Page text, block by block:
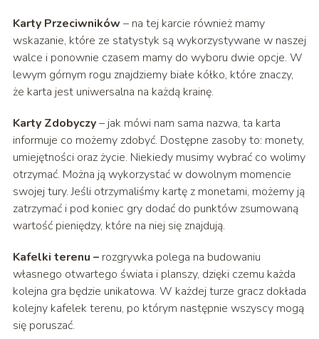
Karty Przeciwników – na tej karcie również mamy
wskazanie, które ze statystyk są wykorzystywane w naszej
walce i ponownie czasem mamy do wyboru dwie opcje. W
lewym górnym rogu znajdziemy białe kółko, które znaczy,
że karta jest uniwersalna na każdą krainę.
Karty Zdobyczy– jak mówi nam sama nazwa, ta karta
informuje co możemy zdobyć. Dostępne zasoby to: monety,
umiejętności oraz życie. Niekiedy musimy wybrać co wolimy
otrzymać. Można ją wykorzystać w dowolnym momencie
swojej tury. Jeśli otrzymaliśmy kartę z monetami, możemy ją
zatrzymać i pod koniec gry dodać do punktów zsumowaną
wartość pieniędzy, które na niej się znajdują.
Kafelki terenu – rozgrywka polega na budowaniu
własnego otwartego świata i planszy, dzięki czemu każda
kolejna gra będzie unikatowa. W każdej turze gracz dokłada
kolejny kafelek terenu, po którym następnie wszyscy mogą
się poruszać.